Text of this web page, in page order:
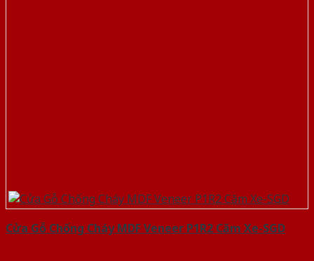
Cửa Gỗ Chống Cháy MDF Veneer P1R2 Căm Xe-SGD